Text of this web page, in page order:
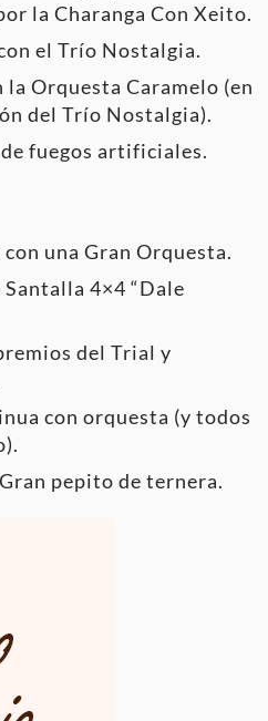
la Charanga Con Xeito.
el Trío Nostalgia.
la Orquesta Caramelo (en
del Trío Nostalgia).
fuegos artificiales.
una Gran Orquesta.
4×4 “Dale
del Trial y
con orquesta (y todos
pepito de ternera.